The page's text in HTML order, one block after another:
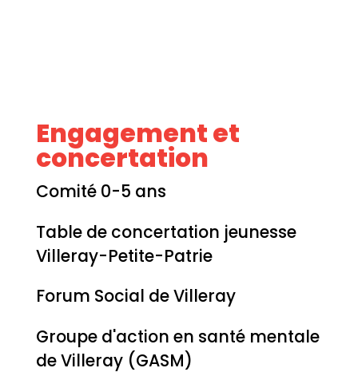
Engagement et
concertation
Comité 0-5 ans
Table de concertation jeunesse
Villeray-Petite-Patrie
Forum Social de Villeray
Groupe d'action en santé mentale
de Villeray (GASM)